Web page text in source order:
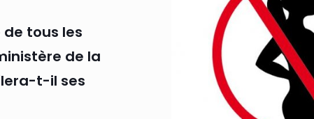
de tous les
de la
t-il ses